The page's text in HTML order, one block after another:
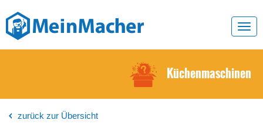
Küchenmaschinen
zurück zur Übersicht